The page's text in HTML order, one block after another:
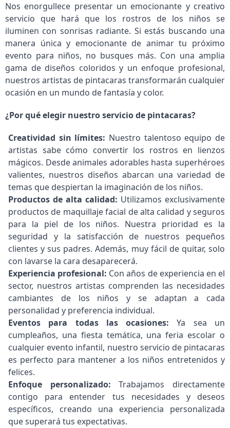
Nos enorgullece presentar un emocionante y creativo
servicio que hará que los rostros de los niños se
iluminen con sonrisas radiante. Si estás buscando una
manera única y emocionante de animar tu próximo
evento para niños, no busques más. Con una amplia
gama de diseños coloridos y un enfoque profesional,
nuestros artistas de pintacaras transformarán cualquier
ocasión en un mundo de fantasía y color.
¿Por qué elegir nuestro servicio de pintacaras?
Creatividad sin límites: Nuestro talentoso equipo de
artistas sabe cómo convertir los rostros en lienzos
mágicos. Desde animales adorables hasta superhéroes
valientes, nuestros diseños abarcan una variedad de
temas que despiertan la imaginación de los niños.
Productos de alta calidad: Utilizamos exclusivamente
productos de maquillaje facial de alta calidad y seguros
para la piel de los niños. Nuestra prioridad es la
seguridad y la satisfacción de nuestros pequeños
clientes y sus padres. Además, muy fácil de quitar, solo
con lavarse la cara desaparecerá.
Experiencia profesional: Con años de experiencia en el
sector, nuestros artistas comprenden las necesidades
cambiantes de los niños y se adaptan a cada
personalidad y preferencia individual.
Eventos para todas las ocasiones: Ya sea un
cumpleaños, una fiesta temática, una feria escolar o
cualquier evento infantil, nuestro servicio de pintacaras
es perfecto para mantener a los niños entretenidos y
felices.
Enfoque personalizado: Trabajamos directamente
contigo para entender tus necesidades y deseos
específicos, creando una experiencia personalizada
que superará tus expectativas.